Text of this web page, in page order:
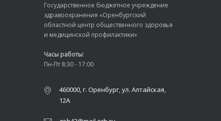
Государственное бюджетное учреждение
здравоохранения «Оренбургский
областной центр общественного здоровья
и медицинской профилактики»
Часы работы:
Пн-Пт 8:30 - 17:00
460000, г. Оренбург, ул. Алтайская,
12А